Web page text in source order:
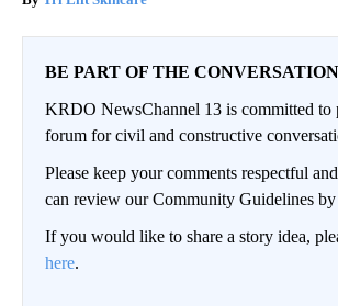
BE PART OF THE CONVERSATION
KRDO NewsChannel 13 is committed to
forum for civil and constructive
Please keep your comments respectful
can review our Community Guidelines by
If you would like to share a story idea,
here.